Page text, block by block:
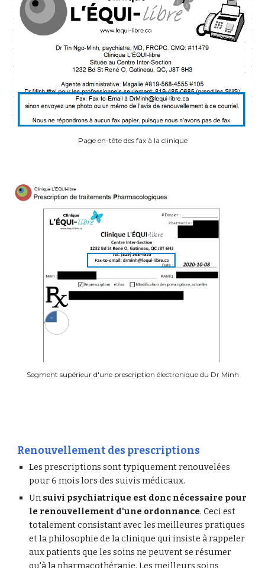
Page en-tête des fax à la clinique
Segment supérieur d'une prescription électronique du Dr Minh
Renouvellement des prescriptions
Les prescriptions sont typiquement renouvelées
pour 6 mois lors des suivis médicaux.
Un suivi psychiatrique est donc nécessaire pour
le renouvellement d'une ordonnance. Ceci est
totalement consistant avec les meilleures pratiques
et la philosophie de la clinique qui insiste à rappeler
aux patients que les soins ne peuvent se résumer
qu'à la pharmacothérapie. Les meilleurs soins